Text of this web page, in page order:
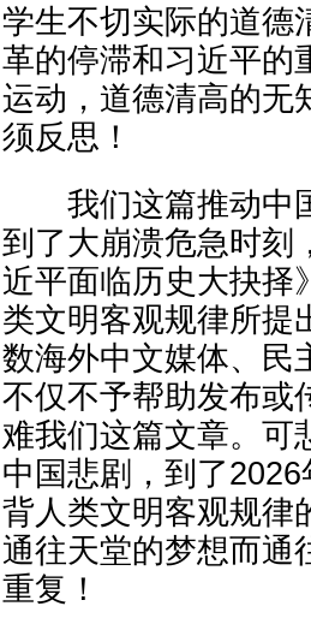
学生不切实际的道德
革的停滞和习近平的
运动，道德清高的无
须反思！
我们这篇推动中国
到了大崩溃危急时刻
近平面临历史大抉择
类文明客观规律所提
数海外中文媒体、民
不仅不予帮助发布或
难我们这篇文章。可
中国悲剧，到了
背人类文明客观规律
通往天堂的梦想而通
重复！